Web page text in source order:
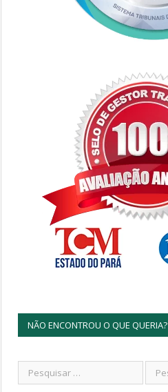
NÃO ENCONTROU O QUE QUERIA?